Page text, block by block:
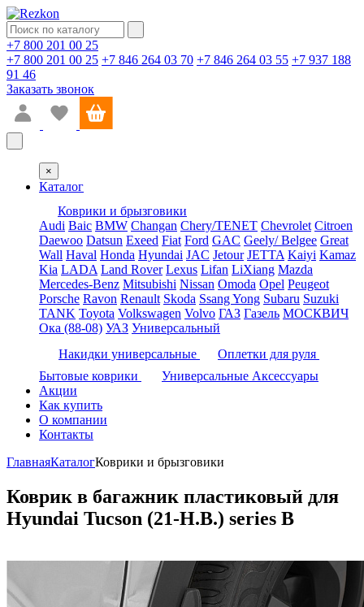
+7 800 201 00 25
+7 800 201 00 25 +7 846 264 03 70 +7 846 264 03 55 +7 937 188
91 46
Заказать звонок
×
Каталог
Коврики и брызговики
Audi Baic BMW Changan Chery/TENET Chevrolet Citroen
Daewoo Datsun Exeed Fiat Ford GAC Geely/ Belgee Great
Wall Haval Honda Hyundai JAC Jetour JETTA Kaiyi Kamaz
Kia LADA Land Rover Lexus Lifan LiXiang Mazda
Mercedes-Benz Mitsubishi Nissan Omoda Opel Peugeot
Porsche Ravon Renault Skoda Ssang Yong Subaru Suzuki
TANK Toyota Volkswagen Volvo ГАЗ Газель МОСКВИЧ
Ока (88-08) УАЗ Универсальный
Накидки универсальные
Оплетки для руля
Бытовые коврики
Универсальные Аксессуары
Акции
Как купить
О компании
Контакты
ГлавнаяКаталогКоврики и брызговики
Коврик в багажник пластиковый для
Hyundai Tucson (21-Н.В.) series B